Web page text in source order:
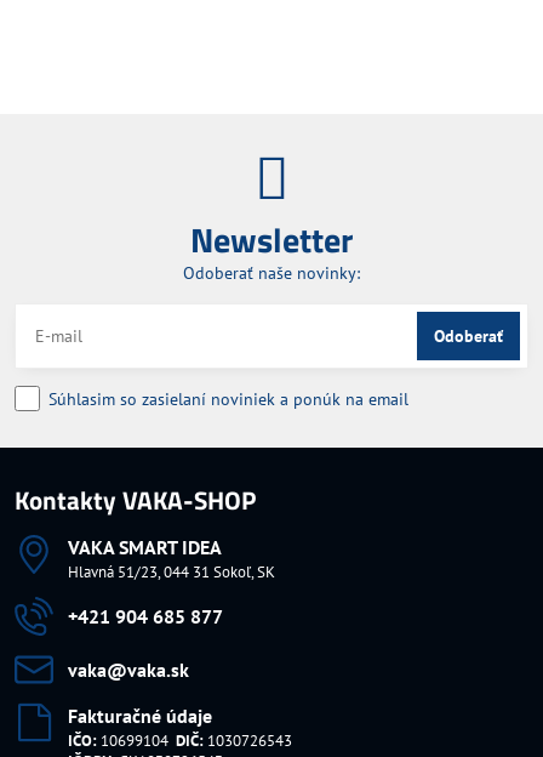
Newsletter
Odoberať naše novinky:
Odoberať
Súhlasim so zasielaní noviniek a ponúk na email
Kontakty VAKA-SHOP
VAKA SMART IDEA
Hlavná 51/23, 044 31 Sokoľ, SK
+421 904 685 877
vaka​@vaka​.sk
Fakturačné údaje
IČO: 10699104 DIČ: 1030726543